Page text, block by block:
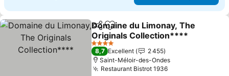
PartagerAjouter à mes favoris
Domaine du Limonay, The
Originals Collection****
Consulter les prix
4 Étoiles
8,7 Excellent
2 455
Saint-Méloir-des-Ondes
Restaurant Bistrot 1936Consulter les